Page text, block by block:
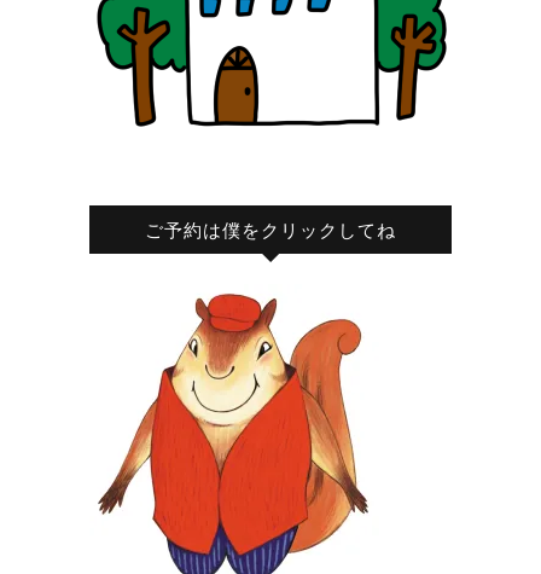
ご予約は僕をクリックしてね